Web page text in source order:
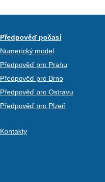
Předpověď počasí
Numerický model
Předpověď pro Prahu
Předpověď pro Brno
Předpověď pro Ostravu
Předpověď pro Plzeň
Kontakty